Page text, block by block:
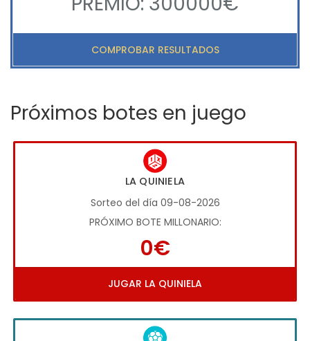
COMPROBAR RESULTADOS
Próximos botes en juego
LA QUINIELA
Sorteo del día 09-08-2026
PRÓXIMO BOTE MILLONARIO:
0€
JUGAR LA QUINIELA